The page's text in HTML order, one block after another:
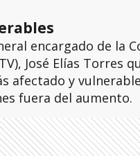
encargado de la
José Elías Torres
afectado y
fuera del aumento.